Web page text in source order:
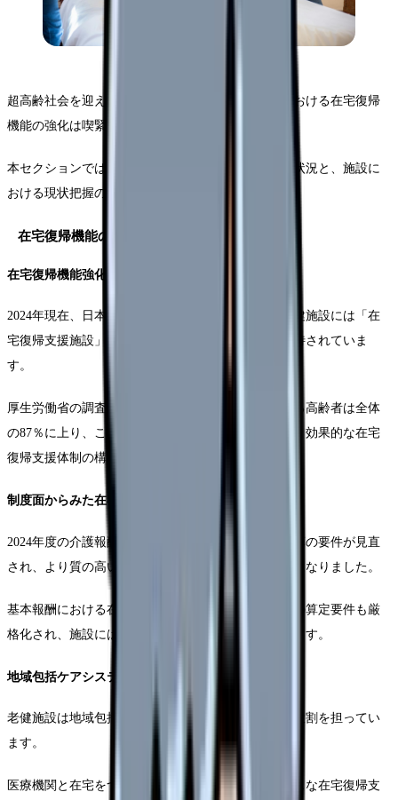
超高齢社会を迎えた日本において、老人保健施設における在宅復帰
機能の強化は喫緊の課題となっています。
本セクションでは、現在の在宅復帰機能を取り巻く状況と、施設に
おける現状把握の方法について詳しく解説します。
在宅復帰機能の重要性と社会的背景
在宅復帰機能強化の社会的意義
2024年現在、日本の高齢化率は29％を超え、老人保健施設には「在
宅復帰支援施設」としての役割がこれまで以上に期待されていま
す。
厚生労働省の調査によると、在宅での生活を希望する高齢者は全体
の87％に上り、この社会的ニーズに応えるためにも、効果的な在宅
復帰支援体制の構築が求められています。
制度面からみた在宅復帰機能
2024年度の介護報酬改定では、在宅復帰機能強化加算の要件が見直
され、より質の高いサービス提供が求められるようになりました。
基本報酬における在宅復帰・在宅療養支援機能加算の算定要件も厳
格化され、施設には更なる機能向上が求められています。
地域包括ケアシステムにおける役割
老健施設は地域包括ケアシステムにおける中核的な役割を担ってい
ます。
医療機関と在宅をつなぐ中間施設として、シームレスな在宅復帰支